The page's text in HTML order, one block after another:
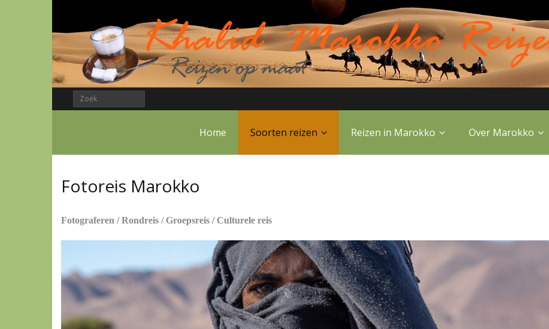
Home Soorten reizen Reizen in Marokko Over Marokko
Fotoreis Marokko
Fotograferen / Rondreis / Groepsreis / Culturele reis